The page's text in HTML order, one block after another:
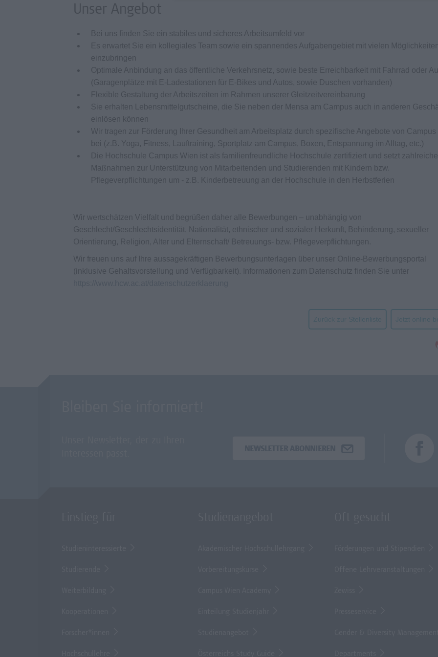
Unser Angebot
Bei uns finden Sie ein stabiles und sicheres Arbeitsumfeld vor
Es erwartet Sie ein kollegiales Team sowie ein spannendes Aufgabengebiet mit vielen
einzubringen
Optimale Anbindung an das öffentliche Verkehrsnetz, sowie beste Erreichbarkeit mit Fahrrad oder
(Garagenplätze mit E-Ladestationen für E-Bikes und Autos, sowie Duschen vorhanden)
Flexible Gestaltung der Arbeitszeiten im Rahmen unserer Gleitzeitvereinbarung
Sie erhalten Lebensmittelgutscheine, die Sie neben der Mensa am Campus auch in anderen
einlösen können
Wir tragen zur Förderung Ihrer Gesundheit am Arbeitsplatz durch spezifische Angebote von Campus
bei (z.B. Yoga, Fitness, Lauftraining, Sportplatz am Campus, Boxen, Entspannung im Alltag, etc.)
Die Hochschule Campus Wien ist als familienfreundliche Hochschule zertifiziert und setzt zahlreiche
Maßnahmen zur Unterstützung von Mitarbeitenden und Studierenden mit Kindern bzw.
Pflegeverpflichtungen um - z.B. Kinderbetreuung an der Hochschule in den Herbstferien
Wir wertschätzen Vielfalt und begrüßen daher alle Bewerbungen – unabhängig von
Geschlecht/Geschlechtsidentität, Nationalität, ethnischer und sozialer Herkunft, Behinderung, sexueller
Orientierung, Religion, Alter und Elternschaft/ Betreuungs- bzw. Pflegeverpflichtungen.
Wir freuen uns auf Ihre aussagekräftigen Bewerbungsunterlagen über unser Online-Bewerbungsportal
(inklusive Gehaltsvorstellung und Verfügbarkeit). Informationen zum Datenschutz finden Sie unter
Zurück zur Stellenliste Jetzt online